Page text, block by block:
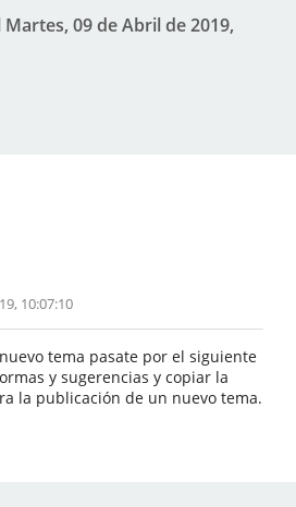
09 de Abril de 2019,
10:07:10
tema pasate por el siguiente
y sugerencias y copiar la
la publicación de un nuevo tema.